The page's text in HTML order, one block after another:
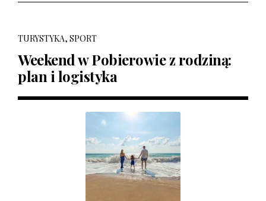
TURYSTYKA, SPORT
Weekend w Pobierowie z rodziną:
plan i logistyka